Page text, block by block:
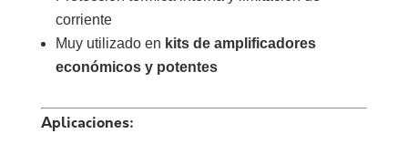
corriente
Muy utilizado en kits de amplificadores
económicos y potentes
Aplicaciones: